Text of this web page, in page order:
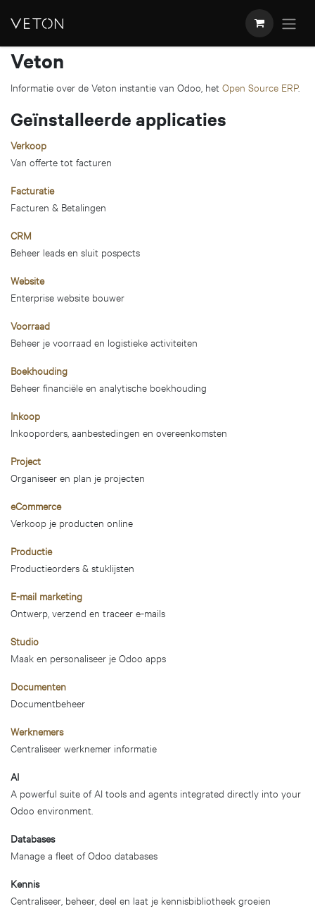
Veton
Informatie over de Veton instantie van Odoo, het Open Source ERP.
Geïnstalleerde applicaties
Verkoop
Van offerte tot facturen
Facturatie
Facturen & Betalingen
CRM
Beheer leads en sluit pospects
Website
Enterprise website bouwer
Voorraad
Beheer je voorraad en logistieke activiteiten
Boekhouding
Beheer financiële en analytische boekhouding
Inkoop
Inkooporders, aanbestedingen en overeenkomsten
Project
Organiseer en plan je projecten
eCommerce
Verkoop je producten online
Productie
Productieorders & stuklijsten
E-mail marketing
Ontwerp, verzend en traceer e-mails
Studio
Maak en personaliseer je Odoo apps
Documenten
Documentbeheer
Werknemers
Centraliseer werknemer informatie
AI
A powerful suite of AI tools and agents integrated directly into your
Odoo environment.
Databases
Manage a fleet of Odoo databases
Kennis
Centraliseer, beheer, deel en laat je kennisbibliotheek groeien